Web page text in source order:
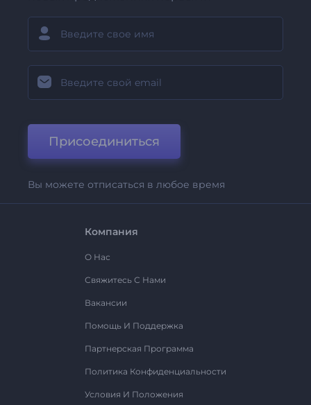
Присоединиться
Вы можете отписаться в любое время
Компания
О Нас
Свяжитесь С Нами
Вакансии
Помощь И Поддержка
Партнерская Программа
Политика Конфиденциальности
Условия И Положения